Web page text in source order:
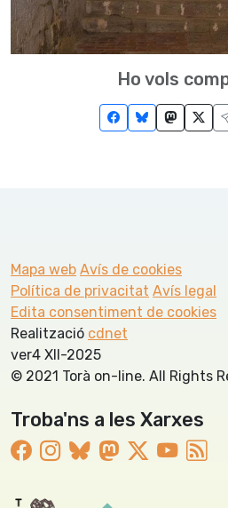
Ho vols
Mapa web Avís de cookies
Política de privacitat Avís legal
Edita consentiment de cookies
Realització cdnet
ver4 XII-2025
© 2021 Torà on-line. All Rights
Troba'ns a les Xarxes